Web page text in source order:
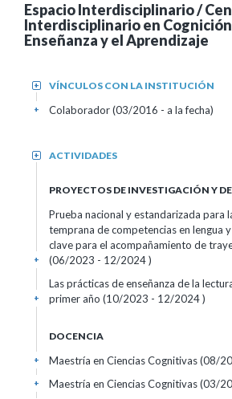
Espacio Interdisciplinario /
Interdisciplinario en Cognición
Enseñanza y el Aprendizaje
VÍNCULOS CON LA INSTITUCIÓN
+
Colaborador (03/2016 - a la fecha)
+
ACTIVIDADES
+
PROYECTOS DE INVESTIGACIÓN Y
Prueba nacional y estandarizada para
temprana de competencias en lengua
clave para el acompañamiento de
(06/2023 - 12/2024 )
+
Las prácticas de enseñanza de la
primer año (10/2023 - 12/2024 )
+
DOCENCIA
Maestría en Ciencias Cognitivas (08/
+
Maestría en Ciencias Cognitivas (03/
+